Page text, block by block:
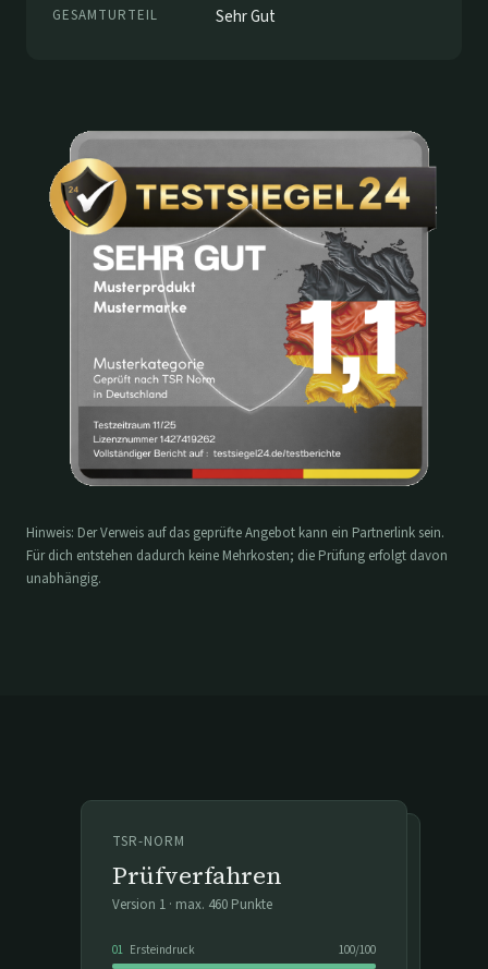
GESAMTURTEIL Sehr Gut
Hinweis: Der Verweis auf das geprüfte Angebot kann ein Partnerlink sein.
Für dich entstehen dadurch keine Mehrkosten; die Prüfung erfolgt davon
unabhängig.
TSR-NORM
Prüfverfahren
Version 1 · max. 460 Punkte
01 Ersteindruck 100/100